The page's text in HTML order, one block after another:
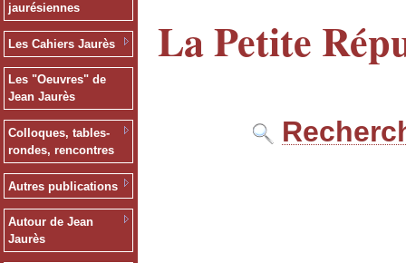
jaurésiennes
Les Cahiers Jaurès
Les "Oeuvres" de
Jean Jaurès
Colloques, tables-
rondes, rencontres
Autres publications
Autour de Jean
Jaurès
La Petite